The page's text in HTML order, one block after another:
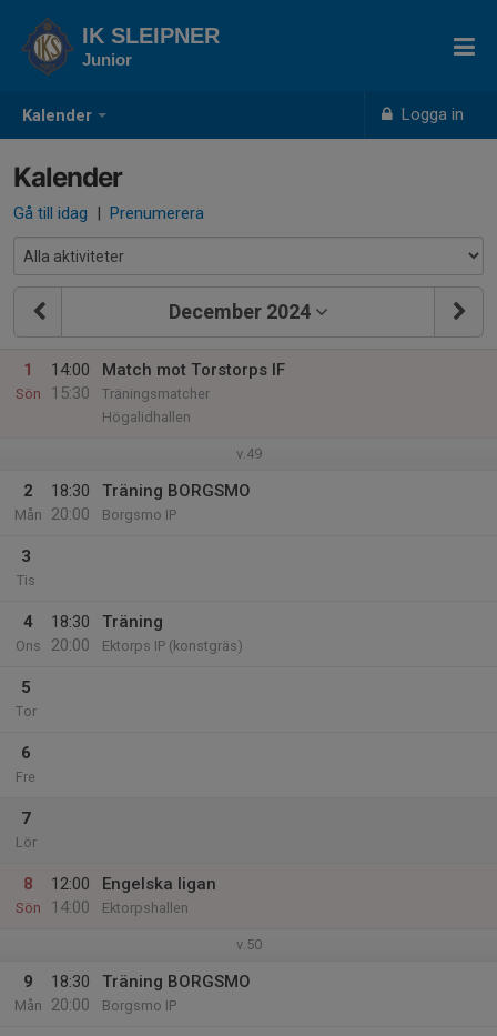
Kalender Logga in
IK SLEIPNER
Junior
Kalender
Gå till idag | Prenumerera
December 2024
1
Sön
14:00
15:30
Match mot Torstorps IF
Träningsmatcher
Högalidhallen
v.49
2
Mån
18:30
20:00
Träning BORGSMO
Borgsmo IP
3
Tis
4
Ons
18:30
20:00
Träning
Ektorps IP (konstgräs)
5
Tor
6
Fre
7
Lör
8
Sön
12:00
14:00
Engelska ligan
Ektorpshallen
v.50
9
Mån
18:30
20:00
Träning BORGSMO
Borgsmo IP